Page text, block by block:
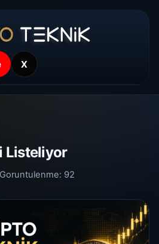
X
Listeliyor
Goruntulenme: 92